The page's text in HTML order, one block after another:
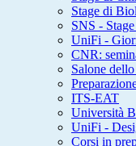
Stage di
SNS -
UniFi -
CNR:
Salone
ITS-EAT
Università
UniFi -
Corsi in